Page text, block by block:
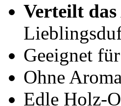
Verteilt
Geeignet
Ohne
Edle Holz-